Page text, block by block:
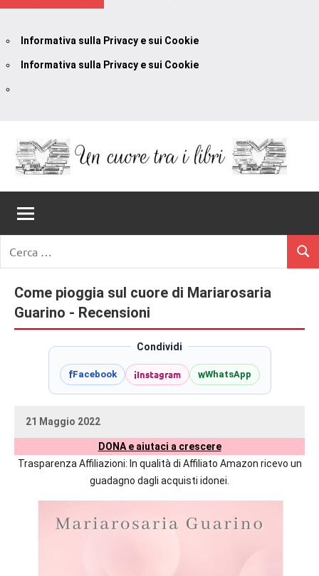
Informativa sulla Privacy e sui Cookie
Informativa sulla Privacy e sui Cookie
contenuto
Un
Cuore
Tra
I
Libri
romanzi
romance
e
non
solo.
Recensioni,
delle
autrici
per:
Come pioggia sul cuore di Mariarosaria
Guarino - Recensioni
Condividi
fFacebook iInstagram wWhatsApp
21 Maggio 2022
uctil_user
Nessun
DONA e aiutaci a crescere
Trasparenza Affiliazioni: In qualità di Affiliato Amazon ricevo un
guadagno dagli acquisti idonei.